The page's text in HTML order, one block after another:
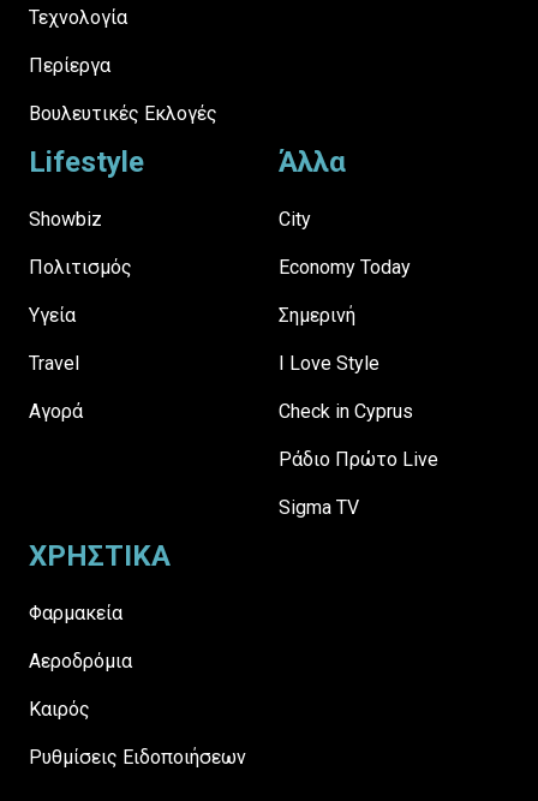
Τεχνολογία
Περίεργα
Βουλευτικές Εκλογές
Lifestyle
Showbiz
Πολιτισμός
Υγεία
Travel
Αγορά
Άλλα
City
Economy Today
Σημερινή
I Love Style
Check in Cyprus
Ράδιο Πρώτο Live
Sigma TV
ΧΡΗΣΤΙΚΑ
Φαρμακεία
Αεροδρόμια
Καιρός
Ρυθμίσεις Ειδοποιήσεων